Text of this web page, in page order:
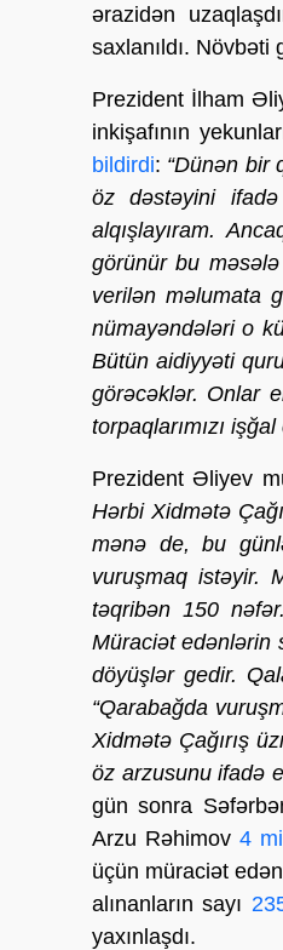
ərazidən
saxlanıldı.
Prezident İlham
inkişafının
bildirdi: “Dünən bir
öz dəstəyini
alqışlayıram.
görünür bu
verilən məlumata
nümayəndələri o
Bütün aidiyyəti
görəcəklər. Onlar
torpaqlarımızı
Prezident Əliyev
Hərbi Xidmətə
mənə de, bu
vuruşmaq istəyir.
təqribən 150
Müraciət edənlərin
döyüşlər gedir.
“Qarabağda
Xidmətə Çağırış
öz arzusunu ifadə
gün sonra
Arzu Rəhimov4
üçün müraciət
alınanların sayı
yaxınlaşdı.